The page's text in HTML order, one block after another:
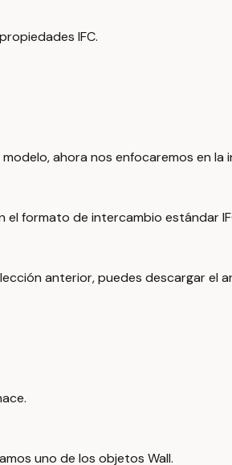
IFC.
ahora nos enfocaremos en la
formato de intercambio estándar
anterior, puedes descargar el
uno de los objetos Wall.